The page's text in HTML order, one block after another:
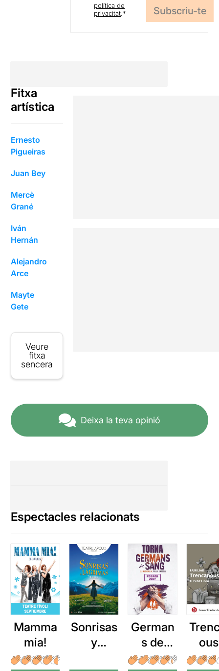
política de
privacitat.*
Fitxa
artística
Ernesto
Pigueiras
Juan Bey
Mercè
Grané
Iván
Hernán
Alejandro
Arce
Mayte
Gete
Veure
fitxa
sencera
Deixa la teva opinió
Espectacles relacionats
Mamma
mia!
Sonrisas
y
German
s de
sang